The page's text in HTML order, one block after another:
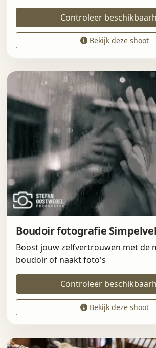
Controleer
Bekijk deze shoot
Boudoir fotografie
Boost jouw zelfvertrouwen met de
boudoir of naakt foto's
Controleer
Bekijk deze shoot